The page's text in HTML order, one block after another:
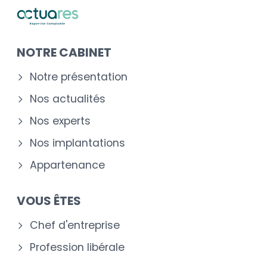
NOTRE CABINET
Notre présentation
Nos actualités
Nos experts
Nos implantations
Appartenance
VOUS ÊTES
Chef d'entreprise
Profession libérale